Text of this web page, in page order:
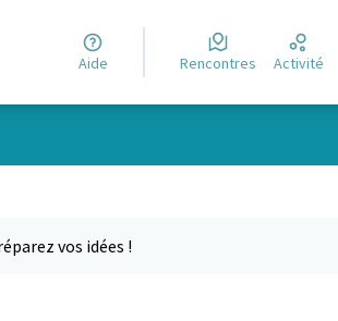
Aide Rencontres Activité
vos idées !